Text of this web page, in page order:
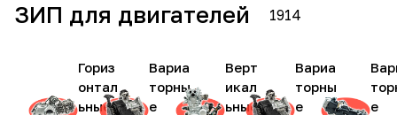
ЗИП для двигателей 1914
Гориз
онтал
ьные
Вариа
торны
е
Верт
икал
ьные
Вариа
торны
е
е